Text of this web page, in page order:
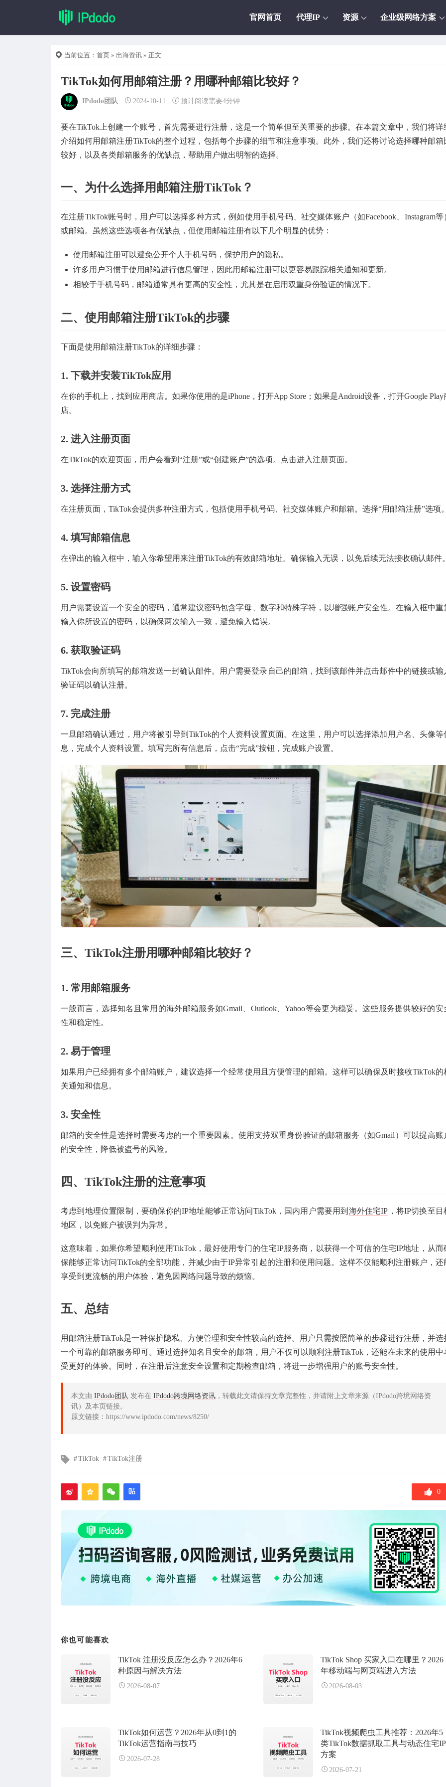
官网首页 代理IP 资源 企业级网络方案
当前位置： 首页 » 出海资讯 » 正文
TikTok如何用邮箱注册？用哪种邮箱比较好？
IPdodo团队 2024-10-11 预计阅读需要4分钟
要在TikTok上创建一个账号，首先需要进行注册，这是一个简单但至关重要的步骤。在本篇文章中，我们将详
介绍如何用邮箱注册TikTok的整个过程，包括每个步骤的细节和注意事项。此外，我们还将讨论选择哪种邮箱
较好，以及各类邮箱服务的优缺点，帮助用户做出明智的选择。
一、为什么选择用邮箱注册TikTok？
在注册TikTok账号时，用户可以选择多种方式，例如使用手机号码、社交媒体账户（如Facebook、Instagram等
或邮箱。虽然这些选项各有优缺点，但使用邮箱注册有以下几个明显的优势：
使用邮箱注册可以避免公开个人手机号码，保护用户的隐私。
许多用户习惯于使用邮箱进行信息管理，因此用邮箱注册可以更容易跟踪相关通知和更新。
相较于手机号码，邮箱通常具有更高的安全性，尤其是在启用双重身份验证的情况下。
二、使用邮箱注册TikTok的步骤
下面是使用邮箱注册TikTok的详细步骤：
1. 下载并安装TikTok应用
在你的手机上，找到应用商店。如果你使用的是iPhone，打开App Store；如果是Android设备，打开Google Play
店。
2. 进入注册页面
在TikTok的欢迎页面，用户会看到“注册”或“创建账户”的选项。点击进入注册页面。
3. 选择注册方式
在注册页面，TikTok会提供多种注册方式，包括使用手机号码、社交媒体账户和邮箱。选择“用邮箱注册”选项
4.填写邮箱信息
在弹出的输入框中，输入你希望用来注册TikTok的有效邮箱地址。确保输入无误，以免后续无法接收确认邮件
5. 设置密码
用户需要设置一个安全的密码，通常建议密码包含字母、数字和特殊字符，以增强账户安全性。在输入框中重
输入你所设置的密码，以确保两次输入一致，避免输入错误。
6. 获取验证码
TikTok会向所填写的邮箱发送一封确认邮件。用户需要登录自己的邮箱，找到该邮件并点击邮件中的链接或输
验证码以确认注册。
7. 完成注册
一旦邮箱确认通过，用户将被引导到TikTok的个人资料设置页面。在这里，用户可以选择添加用户名、头像等
息，完成个人资料设置。填写完所有信息后，点击“完成”按钮，完成账户设置。
三、TikTok注册用哪种邮箱比较好？
1. 常用邮箱服务
一般而言，选择知名且常用的海外邮箱服务如Gmail、Outlook、Yahoo等会更为稳妥。这些服务提供较好的安
性和稳定性。
2. 易于管理
如果用户已经拥有多个邮箱账户，建议选择一个经常使用且方便管理的邮箱。这样可以确保及时接收TikTok的
关通知和信息。
3. 安全性
邮箱的安全性是选择时需要考虑的一个重要因素。使用支持双重身份验证的邮箱服务（如Gmail）可以提高账
的安全性，降低被盗号的风险。
四、TikTok注册的注意事项
考虑到地理位置限制，要确保你的IP地址能够正常访问TikTok，国内用户需要用到 海外住宅IP ，将IP切换至目
地区，以免账户被误判为异常。
这意味着，如果你希望顺利使用TikTok，最好使用专门的住宅IP服务商，以获得一个可信的住宅IP地址，从而
保能够正常访问TikTok的全部功能，并减少由于IP异常引起的注册和使用问题。这样不仅能顺利注册账户，还
享受到更流畅的用户体验，避免因网络问题导致的烦恼。
五、总结
用邮箱注册TikTok是一种保护隐私、方便管理和安全性较高的选择。用户只需按照简单的步骤进行注册，并选
一个可靠的邮箱服务即可。通过选择知名且安全的邮箱，用户不仅可以顺利注册TikTok，还能在未来的使用中
受更好的体验。同时，在注册后注意安全设置和定期检查邮箱，将进一步增强用户的账号安全性。
本文由 IPdodo团队 发布在 IPdodo跨境网络资讯 ，转载此文请保持文章完整性，并请附上文章来源（IPdodo跨境网络资
讯）及本页链接。
原文链接：https://www.ipdodo.com/news/8250/
文
签
TikTok TikTok注册
0
你也可能喜欢
TikTok 注册没反应怎么办？2026年6
种原因与解决方法
2026-08-07
TikTok Shop 买家入口在哪里？2026
年移动端与网页端进入方法
2026-08-03
TikTok如何运营？2026年从0到1的
TikTok运营指南与技巧
2026-07-28
TikTok视频爬虫工具推荐：2026年5
类TikTok数据抓取工具与动态住宅IP
方案
2026-07-21